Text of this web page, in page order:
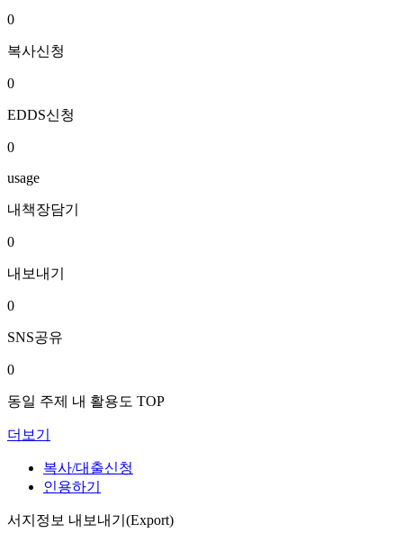
0
복사신청
0
EDDS신청
0
usage
내책장담기
0
내보내기
0
SNS공유
0
동일 주제 내 활용도 TOP
더보기
복사/대출신청
인용하기
서지정보 내보내기(Export)